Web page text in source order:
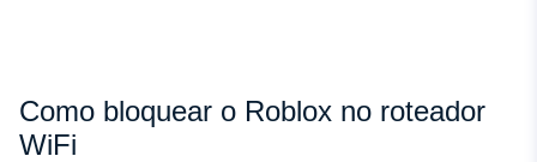
Como bloquear o Roblox no roteador
WiFi